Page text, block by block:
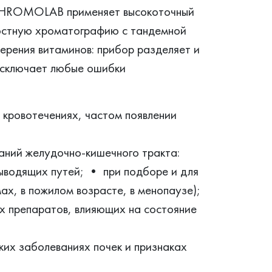
применяет высокоточный
хроматографию с тандемной
витаминов: прибор разделяет и
любые ошибки
частом появлении
желудочно-кишечного тракта:
путей; • при подборе и для
в пожилом возрасте, в менопаузе);
препаратов, влияющих на состояние
заболеваниях почек и признаках